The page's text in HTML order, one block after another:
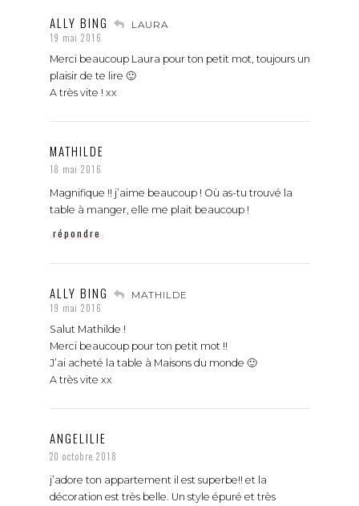
ALLY BING LAURA
19 mai 2016
Merci beaucoup Laura pour ton petit mot, toujours un
plaisir de te lire 🙂
A très vite ! xx
MATHILDE
18 mai 2016
Magnifique !! j’aime beaucoup ! Où as-tu trouvé la
table à manger, elle me plait beaucoup !
répondre
ALLY BING MATHILDE
19 mai 2016
Salut Mathilde !
Merci beaucoup pour ton petit mot !!
J’ai acheté la table à Maisons du monde 🙂
A très vite xx
ANGELILIE
20 octobre 2018
j’adore ton appartement il est superbe!! et la
décoration est très belle. Un style épuré et très